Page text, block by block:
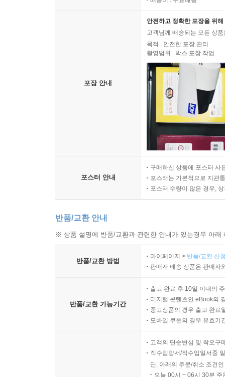
포장 안내
안전하고 정확한 포장을 위
고객님께 배송되는 모든 상
목적 : 안전한 포장 관리
촬영범위 : 박스 포장 작업
포스터 안내
구매하신 상품에 포스터 사
포스터는 기본적으로 지관
포스터 수량이 많은 경우,
반품/교환 안내
※ 상품 설명에 반품/교환과 관련한 안내가 있는경우 아
반품/교환 방법
마이페이지 > 반품/교환 신
판매자 배송 상품은 판매자
반품/교환 가능기간
출고 완료 후 10일 이내의
디지털 콘텐츠인 eBook의
중고상품의 경우 출고 완료
모바일 쿠폰의 경우 유효기
고객의 단순변심 및 착오구
직수입양서/직수입일서중
단, 아래의 주문/취소 조건
오늘 00시 ~ 06시 30분